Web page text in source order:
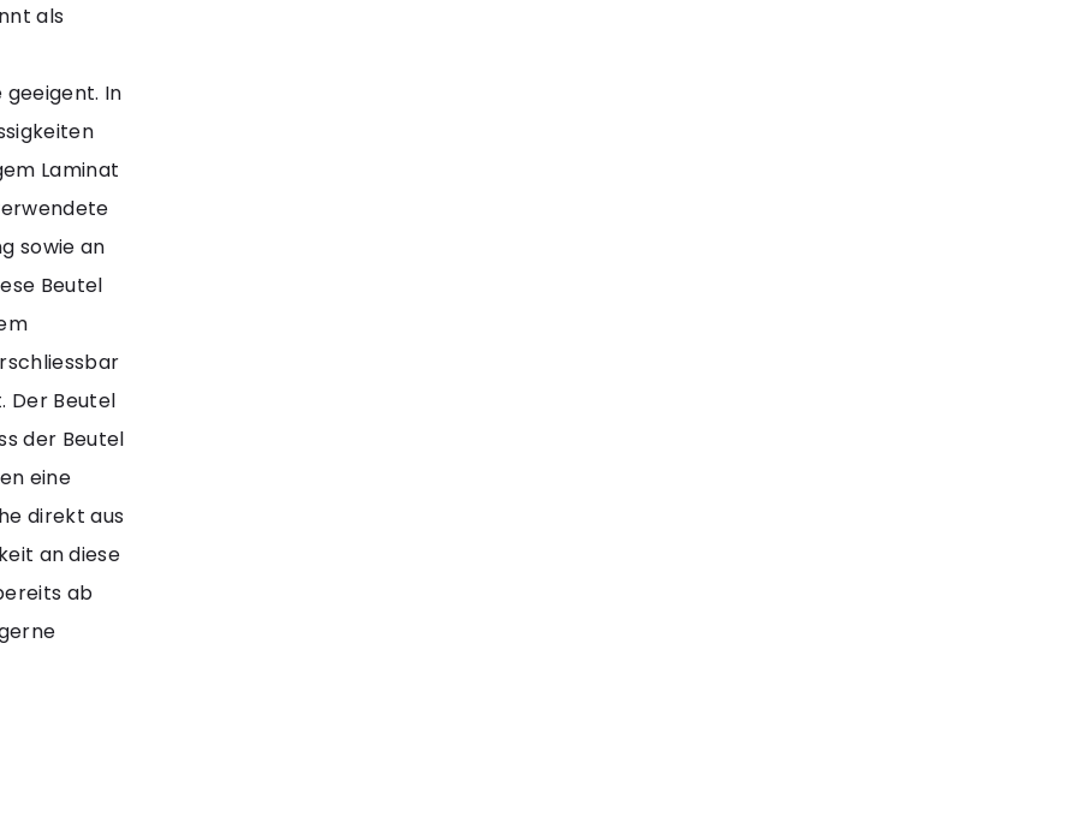
als
In
Laminat
sowie an
Beutel
Der Beutel
der Beutel
eine
direkt aus
an diese
ab